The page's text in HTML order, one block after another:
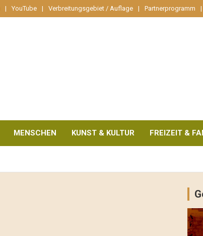
YouTube Verbreitungsgebiet / Auflage Partnerprogramm
MENSCHEN KUNST & KULTUR FREIZEIT &